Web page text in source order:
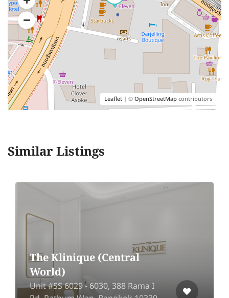
Leaflet | ©OpenStreetMapcontributors
Similar Listings
The Klinique (Central
World)
Unit #SS 6029 - 6030, 388 Rama I